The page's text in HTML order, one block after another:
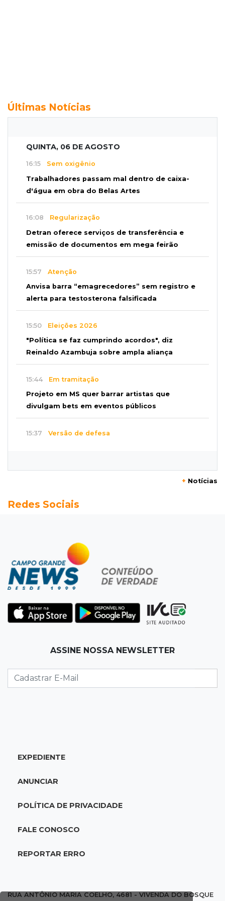
Últimas Notícias
QUINTA, 06 DE AGOSTO
16:15 Sem oxigênio
Trabalhadores passam mal dentro de caixa-
d'água em obra do Belas Artes
16:08 Regularização
Detran oferece serviços de transferência e
emissão de documentos em mega feirão
15:57 Atenção
Anvisa barra “emagrecedores” sem registro e
alerta para testosterona falsificada
15:50 Eleições 2026
"Política se faz cumprindo acordos", diz
Reinaldo Azambuja sobre ampla aliança
15:44 Em tramitação
Projeto em MS quer barrar artistas que
divulgam bets em eventos públicos
15:37 Versão de defesa
Homem que atacou ex com motosserra na
Veículos
Rodamos 1.000 km com o Basalt; veja onde
ele mais surpreendeu
Morre aos 58 anos Luis Pedro Scalise,
arquiteto dos projetos fora do comum
Categorias de base
1ª etapa do Festival de Futebol Sub-11
14:38Liberadas
medicina com nota baixa
14:21 Trágico
semanas e dificulta passagem de cadeirantes
+ Notícias
Redes Sociais
ASSINE NOSSA NEWSLETTER
EXPEDIENTE
ANUNCIAR
POLÍTICA DE PRIVACIDADE
FALE CONOSCO
REPORTAR ERRO
RUA ANTÔNIO MARIA COELHO, 4681 - VIVENDA DO BOSQUE